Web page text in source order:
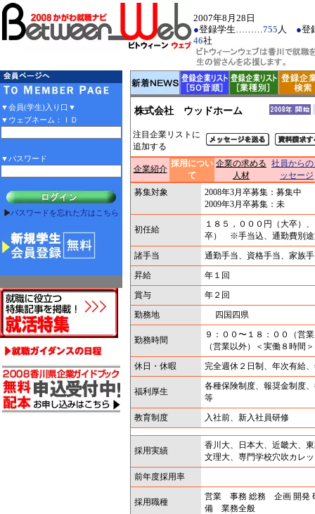
2007年8月28日
●登録学生………755 人 ●登
46社
▼会員(学生)入り口▼
▼ウェブネーム：ＩＤ
▼パスワード
パスワードを忘れた方はこちら
株式会社 ウッドホーム
注目企業リストに
追加する
企業紹介
採用につい
て
企業の求める
人材
社員から
ッセージ
募集対象
2008年3月卒募集：募集中
2009年3月卒募集：未
初任給
１８５，０００円（大卒）
卒） ※手当込、通勤費別途
諸手当
通勤手当、資格手当、家族
昇給
年１回
賞与
年２回
勤務地
四国四県
勤務時間
９：００〜１８：００（営
（営業以外）＜実働８時間＞
休日・休暇
完全週休２日制、年次有給
福利厚生
各種保険制度、報奨金制度
等
教育制度
入社前、新入社員研修
採用実績
香川大、日本大、近畿大、
文理大、専門学校穴吹カレ
前年度採用率
採用職種
営業 事務 総務 企画 開発
備 業務全般